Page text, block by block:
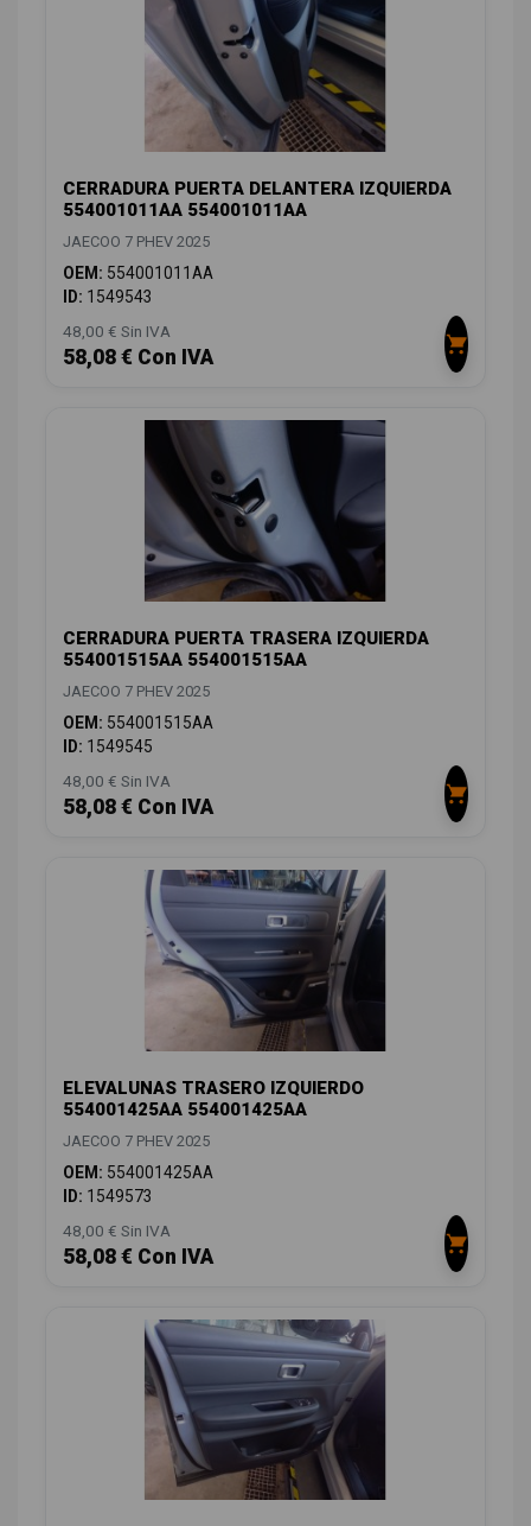
CERRADURA PUERTA DELANTERA IZQUIERDA
554001011AA 554001011AA
JAECOO 7 PHEV 2025
OEM: 554001011AA
ID: 1549543
48,00 € Sin IVA
58,08 € Con IVA
CERRADURA PUERTA TRASERA IZQUIERDA
554001515AA 554001515AA
JAECOO 7 PHEV 2025
OEM: 554001515AA
ID: 1549545
48,00 € Sin IVA
58,08 € Con IVA
ELEVALUNAS TRASERO IZQUIERDO
554001425AA 554001425AA
JAECOO 7 PHEV 2025
OEM: 554001425AA
ID: 1549573
48,00 € Sin IVA
58,08 € Con IVA